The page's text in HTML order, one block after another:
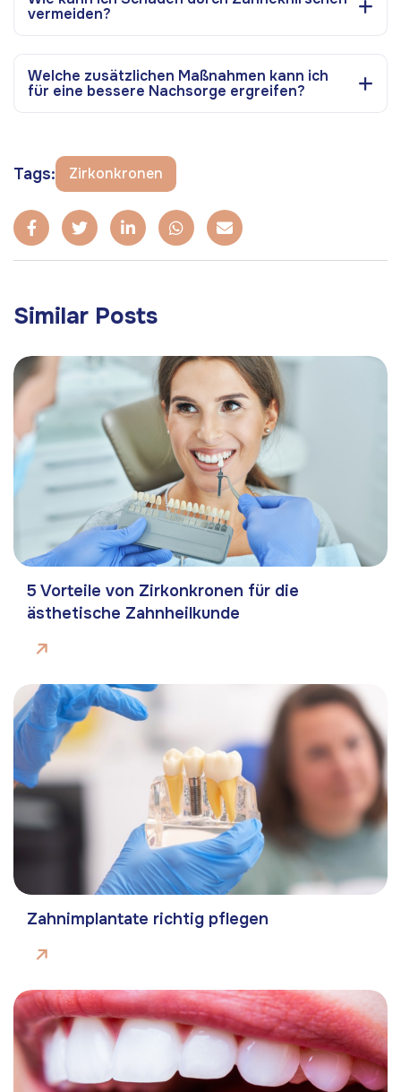
vermeiden?
Welche zusätzlichen Maßnahmen kann ich
für eine bessere Nachsorge ergreifen?
Tags: Zirkonkronen
Similar Posts
5 Vorteile von Zirkonkronen für die
ästhetische Zahnheilkunde
Zahnimplantate richtig pflegen